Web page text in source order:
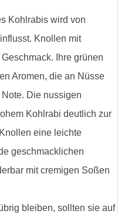
Kohlrabis wird von
Knollen mit
Ihre grünen
Aromen, die an Nüsse
Die nussigen
Kohlrabi deutlich zur
eine leichte
geschmacklichen
mit cremigen Soßen
bleiben, sollten sie auf